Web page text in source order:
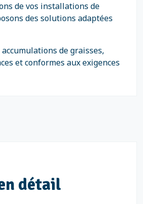
de vos installations de
des solutions adaptées
de graisses,
et conformes aux exigences
détail